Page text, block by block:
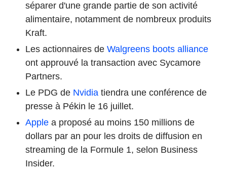
séparer d'une grande partie de son activité
alimentaire, notamment de nombreux produits
Kraft.
Les actionnaires de Walgreens boots alliance
ont approuvé la transaction avec Sycamore
Partners.
Le PDG de Nvidia tiendra une conférence de
presse à Pékin le 16 juillet.
Apple a proposé au moins 150 millions de
dollars par an pour les droits de diffusion en
streaming de la Formule 1, selon Business
Insider.